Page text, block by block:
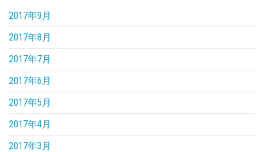
2017年9月
2017年8月
2017年7月
2017年6月
2017年5月
2017年4月
2017年3月